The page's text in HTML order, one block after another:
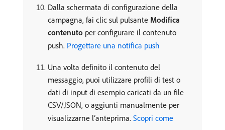
Dalla schermata di configurazione della
campagna, fai clic sul pulsante Modifica
contenuto per configurare il contenuto
push. Progettare una notifica push
Una volta definito il contenuto del
messaggio, puoi utilizzare profili di test o
dati di input di esempio caricati da un file
CSV/JSON, o aggiunti manualmente per
visualizzarne l’anteprima. Scopri come